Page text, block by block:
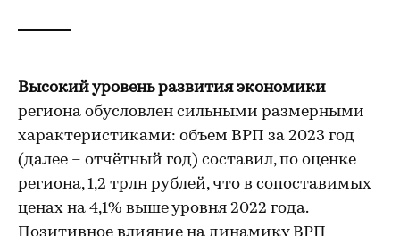
Высокий уровень развития экономики
региона обусловлен сильными размерными
характеристиками: объем ВРП за 2023 год
(далее – отчётный год) составил, по оценке
региона, 1,2 трлн рублей, что в сопоставимых
ценах на 4,1% выше уровня 2022 года.